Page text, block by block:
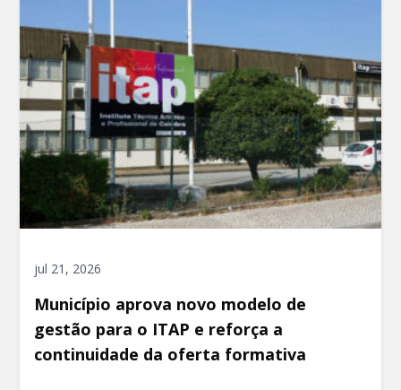
jul 21, 2026
Município aprova novo modelo de
gestão para o ITAP e reforça a
continuidade da oferta formativa